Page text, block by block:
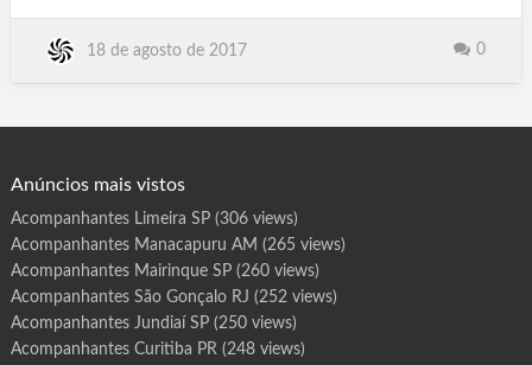
Guariba, Guaruja, Guatapara, Guzolandia, Herculandia,
t
r
e
r
m
a
e
t
o
g
a
S
P
18 de agosto de 2017 0
Anúncios mais vistos
Acompanhantes Limeira SP(306 views)
Acompanhantes Manacapuru AM (265 views)
Acompanhantes Mairinque SP(260 views)
Acompanhantes São Gonçalo RJ (252 views)
Acompanhantes Jundiaí SP(250 views)
Acompanhantes Curitiba PR(248 views)